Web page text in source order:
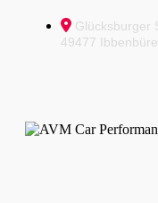
Glücksburger
49477